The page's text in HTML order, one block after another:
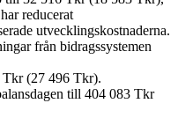
reducerat
utvecklingskostnaderna.
från bidragssystemen
(27 496 Tkr).
till 404 083 Tkr